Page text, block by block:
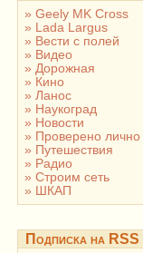
Geely MK Cross
Lada Largus
Вести с полей
Видео
Дорожная
Кино
Ланос
Наукоград
Новости
Проверено лично
Путешествия
Радио
Строим сеть
ШКАП
Подписка на RSS